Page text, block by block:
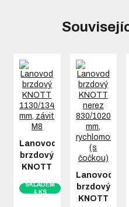
Lanovod
brzdový
KNOTT
mm,
SKLADEM
4 KS
Lanovod
brzdový
KNOTT